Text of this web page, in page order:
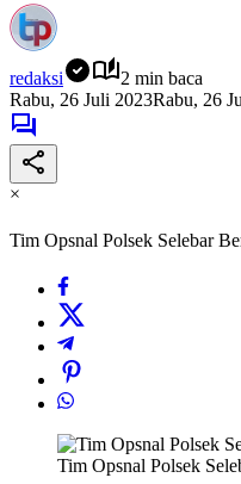
redaksi
2 min baca
Rabu, 26 Juli 2023Rabu, 26
×
Tim Opsnal Polsek Selebar
Tim Opsnal Polsek